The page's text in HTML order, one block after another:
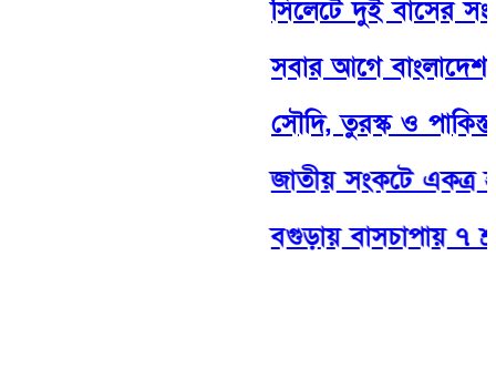
সিলেটে দুই বাসের
সবার আগে
সৌদি, তুরস্ক ও
জাতীয় সংকটে একত্র
বগুড়ায় বাসচাপায় ৭